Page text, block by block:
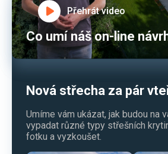
Přehrát video
Co umí náš on-line
Nová střecha za pár
Umíme vám ukázat, jak budou na
vypadat různé typy střešních
fotku a vyzkoušet.